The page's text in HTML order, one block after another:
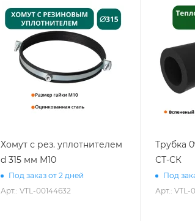
Хомут с рез. уплотнителем
d 315 мм М10
Под заказ от 2 дней
Арт.: VTL-00144632
Трубка
СТ-СК
Под
Арт.: VTL-